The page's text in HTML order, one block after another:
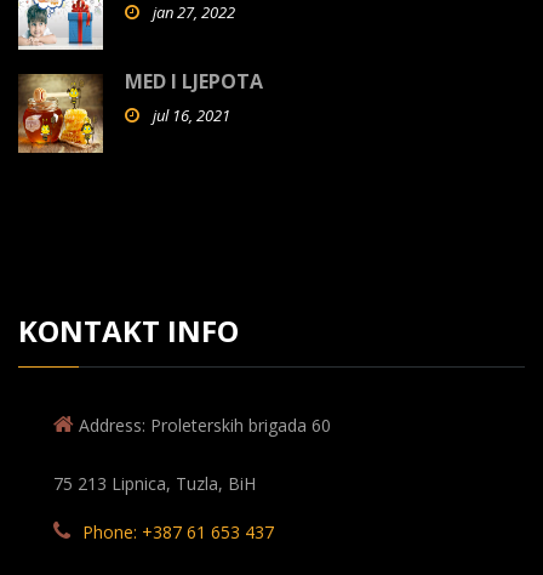
jan 27, 2022
MED I LJEPOTA
jul 16, 2021
KONTAKT INFO
Address: Proleterskih brigada 60
75 213 Lipnica, Tuzla, BiH
Phone: +387 61 653 437